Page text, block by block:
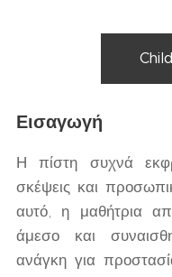
Εισαγωγή
Η πίστη συχνά
σκέψεις και
αυτό, η μαθήτρια
άμεσο και
ανάγκη για